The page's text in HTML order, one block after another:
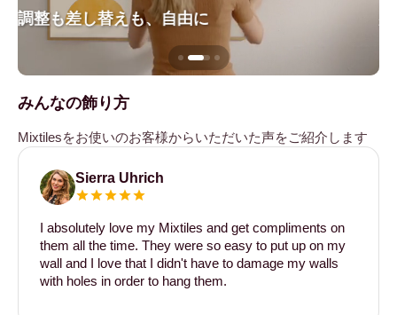
調整も差し替えも、自由に
みんなの飾り方
Mixtilesをお使いのお客様からいただいた声をご紹介します
Sierra Uhrich
I absolutely love my Mixtiles and get compliments on
them all the time. They were so easy to put up on my
wall and I love that I didn't have to damage my walls
with holes in order to hang them.